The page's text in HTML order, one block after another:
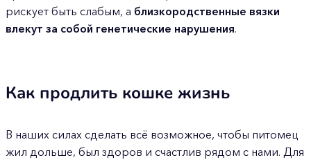
рискует быть слабым, а близкородственные вязки
влекут за собой генетические нарушения.
Как продлить кошке жизнь
В наших силах сделать всё возможное, чтобы питомец
жил дольше, был здоров и счастлив рядом с нами. Для